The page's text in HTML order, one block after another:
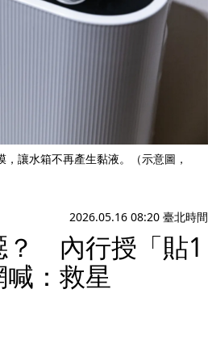
讓水箱不再產生黏液。（示意圖，
2026.05.16 08:20 臺北時間
？ 內行授「貼1
：救星